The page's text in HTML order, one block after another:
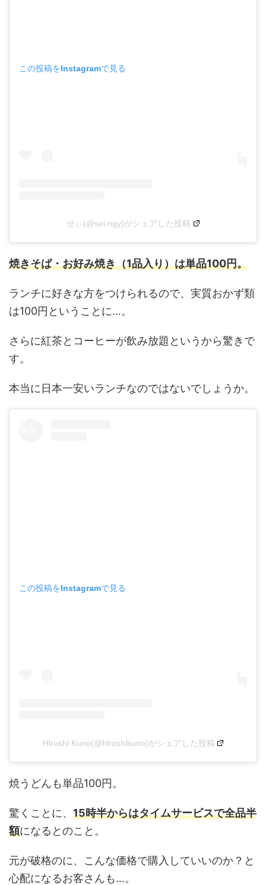
この投稿をInstagramで見る
せぃ(@sei.ngy)がシェアした投稿
焼きそば・お好み焼き（1品入り）は単品100円。
ランチに好きな方をつけられるので、実質おかず類
は100円ということに…。
さらに紅茶とコーヒーが飲み放題というから驚きで
す。
本当に日本一安いランチなのではないでしょうか。
この投稿をInstagramで見る
Hlroshl Kuno(@hlroshlkuno)がシェアした投稿
焼うどんも単品100円。
驚くことに、 15時半からはタイムサービスで全品半
額になるとのこと。
元が破格のに、こんな価格で購入していいのか？と
心配になるお客さんも…。